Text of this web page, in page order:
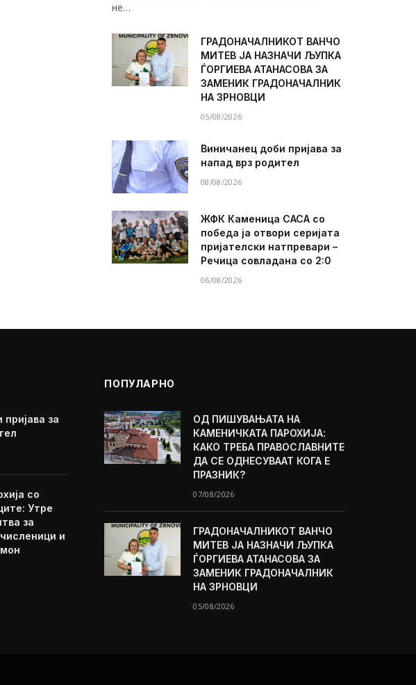
не…
ГРАДОНАЧАЛНИКОТ ВАНЧО
МИТЕВ ЈА НАЗНАЧИ ЉУПКА
ЃОРГИЕВА АТАНАСОВА ЗА
ЗАМЕНИК ГРАДОНАЧАЛНИК
НА ЗРНОВЦИ
05/08/2026
Виничанец доби пријава за
напад врз родител
08/08/2026
ЖФК Каменица САСА со
победа ја отвори серијата
пријателски натпревари –
Речица совладана со 2:0
06/08/2026
за
со
Утре
за
и
ПОПУЛАРНО
ОД ПИШУВАЊАТА НА
КАМЕНИЧКАТА ПАРОХИЈА:
КАКО ТРЕБА ПРАВОСЛАВНИТЕ
ДА СЕ ОДНЕСУВААТ КОГА Е
ПРАЗНИК?
07/08/2026
ГРАДОНАЧАЛНИКОТ ВАНЧО
МИТЕВ ЈА НАЗНАЧИ ЉУПКА
ЃОРГИЕВА АТАНАСОВА ЗА
ЗАМЕНИК ГРАДОНАЧАЛНИК
НА ЗРНОВЦИ
05/08/2026